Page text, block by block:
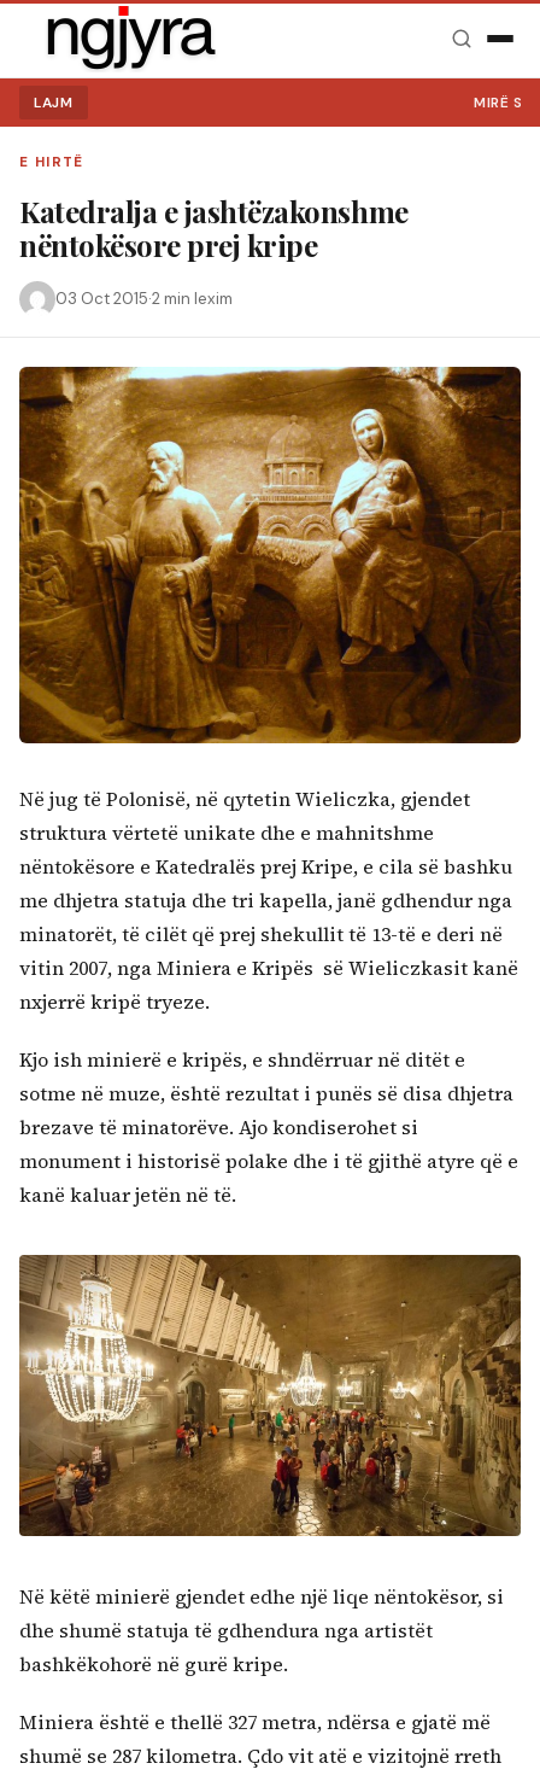
Kërko:
LAJM MIRË SE VINI
E HIRTË
Katedralja e jashtëzakonshme
nëntokësore prej kripe
03 Oct 2015·2 min lexim
Në jug të Polonisë, në qytetin Wieliczka, gjendet
struktura vërtetë unikate dhe e mahnitshme
nëntokësore e Katedralës prej Kripe, e cila së bashku
me dhjetra statuja dhe tri kapella, janë gdhendur nga
minatorët, të cilët që prej shekullit të 13-të e deri në
vitin 2007, nga Miniera e Kripës së Wieliczkasit kanë
nxjerrë kripë tryeze.
Kjo ish minierë e kripës, e shndërruar në ditët e
sotme në muze, është rezultat i punës së disa dhjetra
brezave të minatorëve. Ajo kondiserohet si
monument i historisë polake dhe i të gjithë atyre që e
kanë kaluar jetën në të.
Në këtë minierë gjendet edhe një liqe nëntokësor, si
dhe shumë statuja të gdhendura nga artistët
bashkëkohorë në gurë kripe.
Miniera është e thellë 327 metra, ndërsa e gjatë më
shumë se 287 kilometra. Çdo vit atë e vizitojnë rreth